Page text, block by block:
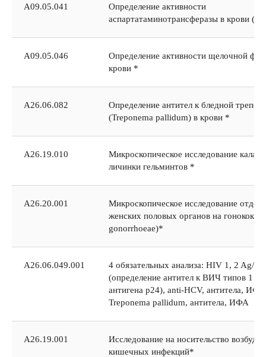
А09.05.041
Определение активности
аспартатаминотрансферазы в крови
А09.05.046
Определение активности щелочной
крови *
А26.06.082
Определение антител к бледной
(Treponema pallidum) в крови *
A26.19.010
Микроскопическое исследование кала
личинки гельминтов *
A26.20.001
Микроскопическое исследование
женских половых органов на гонококк
gonorrhoeae)*
A26.06.049.001
4 обязательных анализа: HIV 1, 2 Ag/
(определение антител к ВИЧ типов 1 и
антигена p24), anti-HCV, антитела,
Treponema pallidum, антитела, ИФА
А26.19.001
Исследование на носительство
кишечных инфекций*